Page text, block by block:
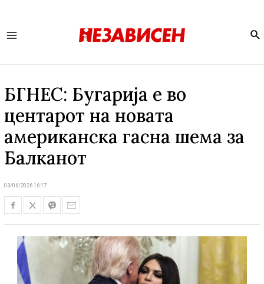
БГНЕС: Бугарија е во
центарот на новата
американска гасна шема за
Балканот
03/06/2026 16:17